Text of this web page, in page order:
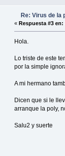
Re: Virus de la
« Respuesta #3 en:
Hola.
Lo triste de este
por la simple
A mi hermano
Dicen que si le
arranque la poly,
Salu2 y suerte